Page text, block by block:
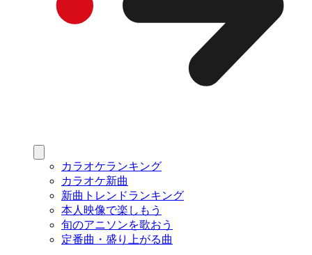
カラオケランキング
カラオケ新曲
新曲トレンドランキング
本人映像で楽しもう
旬のアニソンを歌おう
定番曲・盛り上がる曲